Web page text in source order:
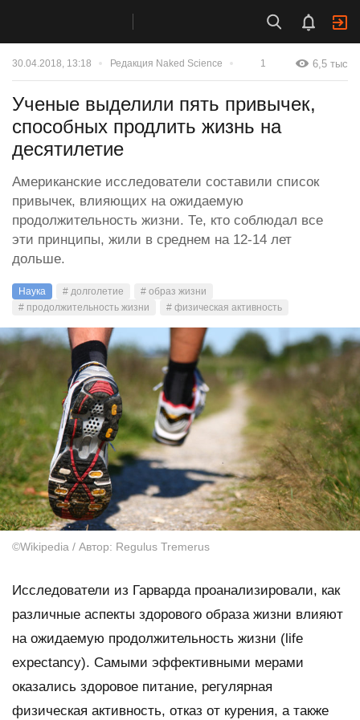
30.04.2018, 13:18 Редакция Naked Science 1 6,5 тыс
Ученые выделили пять привычек,
способных продлить жизнь на
десятилетие
Американские исследователи составили список
привычек, влияющих на ожидаемую
продолжительность жизни. Те, кто соблюдал все
эти принципы, жили в среднем на 12-14 лет
дольше.
Наука # долголетие
# образ жизни
# продолжительность жизни
# физическая активность
©Wikipedia / Автор: Regulus Tremerus
Исследователи из Гарварда проанализировали, как
различные аспекты здорового образа жизни влияют
на ожидаемую продолжительность жизни (life
expectancy). Самыми эффективными мерами
оказались здоровое питание, регулярная
физическая активность, отказ от курения, а также